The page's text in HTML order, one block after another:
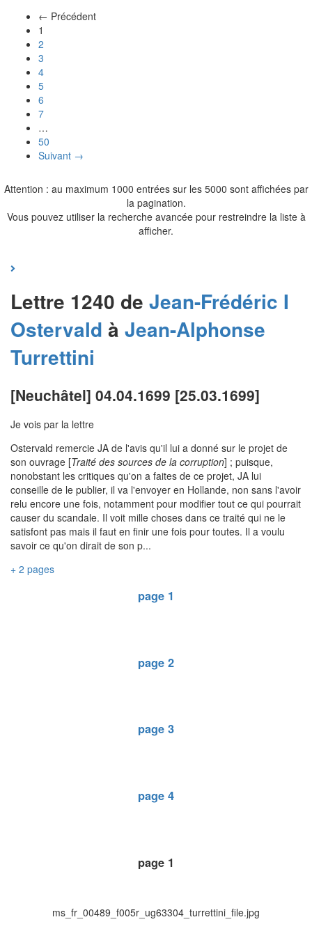
← Précédent
1
2
3
4
5
6
7
…
50
Suivant →
Attention : au maximum 1000 entrées sur les 5000 sont affichées par
la pagination.
Vous pouvez utiliser la recherche avancée pour restreindre la liste à
afficher.
Lettre 1240 de Jean-Frédéric I
Ostervald à Jean-Alphonse
Turrettini
[Neuchâtel] 04.04.1699 [25.03.1699]
Je vois par la lettre
Ostervald remercie JA de l'avis qu'il lui a donné sur le projet de
son ouvrage [Traité des sources de la corruption] ; puisque,
nonobstant les critiques qu'on a faites de ce projet, JA lui
conseille de le publier, il va l'envoyer en Hollande, non sans l'avoir
relu encore une fois, notamment pour modifier tout ce qui pourrait
causer du scandale. Il voit mille choses dans ce traité qui ne le
satisfont pas mais il faut en finir une fois pour toutes. Il a voulu
savoir ce qu'on dirait de son p...
+ 2 pages
page 1
page 2
page 3
page 4
page 1
ms_fr_00489_f005r_ug63304_turrettini_file.jpg